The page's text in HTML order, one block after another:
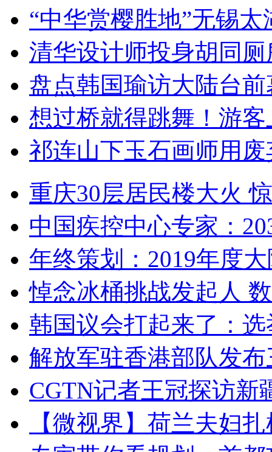
“中华赏樱胜地”无锡
清华设计师投身胡同
盘点韩国瑜访大陆台
想过桥就得跳舞！游客
祁连山下玉石画师用
重庆30层居民楼大火
中国疾控中心专家：
年终策划：2019年度
悼念冰桶挑战发起人
韩国议会打起来了：
解放军驻香港部队发
CGTN记者王冠探访新
【微视界】荷兰夫妇